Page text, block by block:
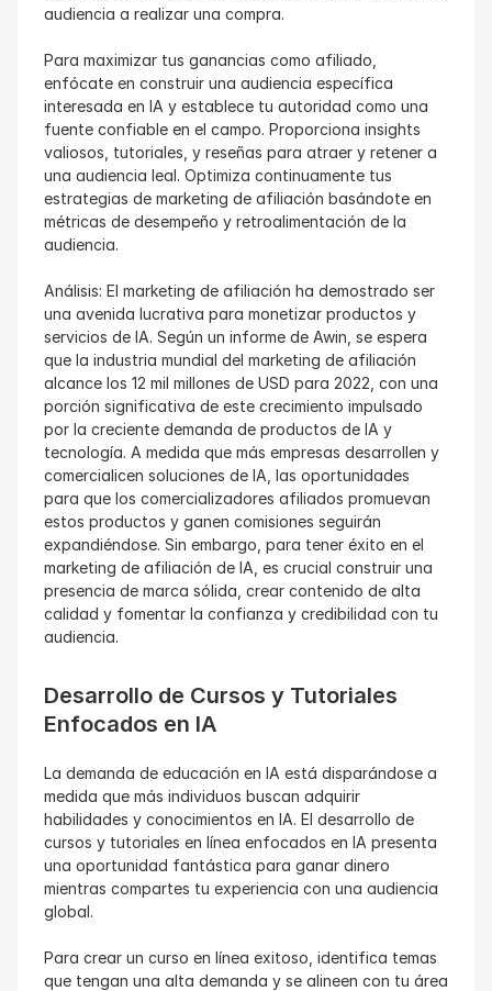
audiencia a realizar una compra.
Para maximizar tus ganancias como afiliado,
enfócate en construir una audiencia específica
interesada en IA y establece tu autoridad como una
fuente confiable en el campo. Proporciona insights
valiosos, tutoriales, y reseñas para atraer y retener a
una audiencia leal. Optimiza continuamente tus
estrategias de marketing de afiliación basándote en
métricas de desempeño y retroalimentación de la
audiencia.
Análisis: El marketing de afiliación ha demostrado ser
una avenida lucrativa para monetizar productos y
servicios de IA. Según un informe de Awin, se espera
que la industria mundial del marketing de afiliación
alcance los 12 mil millones de USD para 2022, con una
porción significativa de este crecimiento impulsado
por la creciente demanda de productos de IA y
tecnología. A medida que más empresas desarrollen y
comercialicen soluciones de IA, las oportunidades
para que los comercializadores afiliados promuevan
estos productos y ganen comisiones seguirán
expandiéndose. Sin embargo, para tener éxito en el
marketing de afiliación de IA, es crucial construir una
presencia de marca sólida, crear contenido de alta
calidad y fomentar la confianza y credibilidad con tu
audiencia.
Desarrollo de Cursos y Tutoriales
Enfocados en IA
La demanda de educación en IA está disparándose a
medida que más individuos buscan adquirir
habilidades y conocimientos en IA. El desarrollo de
cursos y tutoriales en línea enfocados en IA presenta
una oportunidad fantástica para ganar dinero
mientras compartes tu experiencia con una audiencia
global.
Para crear un curso en línea exitoso, identifica temas
que tengan una alta demanda y se alineen con tu área